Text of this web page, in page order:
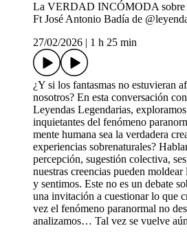
La VERDAD INCÓMODA sobre
Ft José Antonio Badía de
27/02/2026
1 h 25 min
¿Y si los fantasmas no estuvieran
nosotros? En esta conversación
Leyendas Legendarias,
inquietantes del fenómeno
mente humana sea la verdadera
experiencias sobrenaturales?
percepción, sugestión colectiva,
nuestras creencias pueden
y sentimos. Este no es un debate
una invitación a cuestionar lo que
vez el fenómeno paranormal no
analizamos… Tal vez se vuelve